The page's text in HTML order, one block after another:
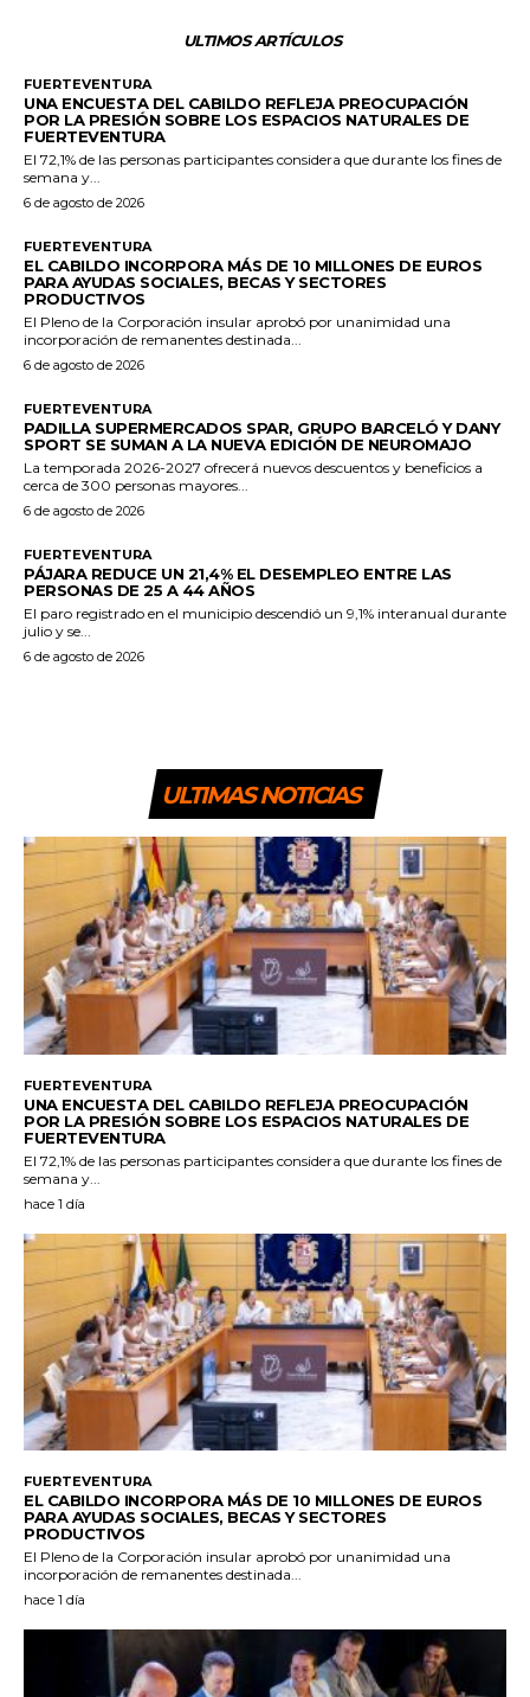
ULTIMOS ARTÍCULOS
FUERTEVENTURA
UNA ENCUESTA DEL CABILDO REFLEJA PREOCUPACIÓN
POR LA PRESIÓN SOBRE LOS ESPACIOS NATURALES DE
FUERTEVENTURA
El 72,1% de las personas participantes considera que durante los fines de
semana y...
6 de agosto de 2026
FUERTEVENTURA
EL CABILDO INCORPORA MÁS DE 10 MILLONES DE EUROS
PARA AYUDAS SOCIALES, BECAS Y SECTORES
PRODUCTIVOS
El Pleno de la Corporación insular aprobó por unanimidad una
incorporación de remanentes destinada...
6 de agosto de 2026
FUERTEVENTURA
PADILLA SUPERMERCADOS SPAR, GRUPO BARCELÓ Y DANY
SPORT SE SUMAN A LA NUEVA EDICIÓN DE NEUROMAJO
La temporada 2026-2027 ofrecerá nuevos descuentos y beneficios a
cerca de 300 personas mayores...
6 de agosto de 2026
FUERTEVENTURA
PÁJARA REDUCE UN 21,4% EL DESEMPLEO ENTRE LAS
PERSONAS DE 25 A 44 AÑOS
El paro registrado en el municipio descendió un 9,1% interanual durante
julio y se...
6 de agosto de 2026
ULTIMAS NOTICIAS
FUERTEVENTURA
UNA ENCUESTA DEL CABILDO REFLEJA PREOCUPACIÓN
POR LA PRESIÓN SOBRE LOS ESPACIOS NATURALES DE
FUERTEVENTURA
El 72,1% de las personas participantes considera que durante los fines de
semana y...
hace 1 día
FUERTEVENTURA
EL CABILDO INCORPORA MÁS DE 10 MILLONES DE EUROS
PARA AYUDAS SOCIALES, BECAS Y SECTORES
PRODUCTIVOS
El Pleno de la Corporación insular aprobó por unanimidad una
incorporación de remanentes destinada...
hace 1 día